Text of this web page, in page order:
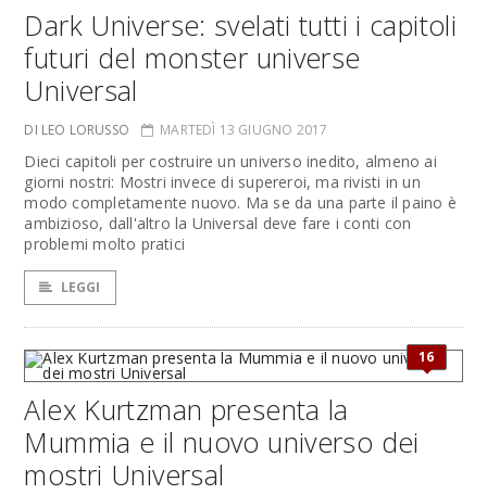
Dark Universe: svelati tutti i capitoli
futuri del monster universe
Universal
DI LEO LORUSSO MARTEDÌ 13 GIUGNO 2017
Dieci capitoli per costruire un universo inedito, almeno ai
giorni nostri: Mostri invece di supereroi, ma rivisti in un
modo completamente nuovo. Ma se da una parte il paino è
ambizioso, dall'altro la Universal deve fare i conti con
problemi molto pratici
LEGGI
16
Alex Kurtzman presenta la
Mummia e il nuovo universo dei
mostri Universal